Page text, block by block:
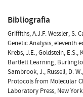
Bibliografia
Griffiths, A.J.F. Wessler, S.
Genetic Analysis, eleventh
Krebs, J.E., Goldstein, E.S.,
Bartlett Learning,
Sambrook, J., Russell, D.
Protocols from Molecular
Laboratory Press, New